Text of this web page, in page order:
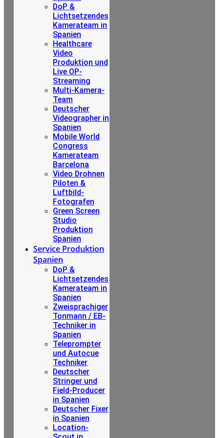
DoP &
Lichtsetzendes
Kamerateam in
Spanien
Healthcare
Video
Produktion und
Live OP-
Streaming
Multi-Kamera-
Team
Deutscher
Videographer in
Spanien
Mobile World
Congress
Kamerateam
Barcelona
Video Drohnen
Piloten &
Luftbild-
Fotografen
Green Screen
Studio
Produktion
Spanien
Service Produktion
Spanien
DoP &
Lichtsetzendes
Kamerateam in
Spanien
Zweisprachiger
Tonmann / EB-
Techniker in
Spanien
Teleprompter
und Autocue
Techniker
Deutscher
Stringer und
Field-Producer
in Spanien
Deutscher Fixer
in Spanien
Location-